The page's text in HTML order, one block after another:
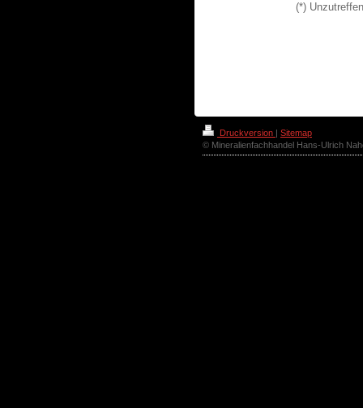
(*)
Druckversion
Sitemap
© Mineralienfachhandel Hans-Ulrich